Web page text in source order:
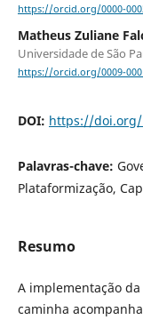
https://orcid.org/0000-
Matheus Zuliane
Universidade de São
https://orcid.org/0009-
DOI: https://doi.org/
Palavras-chave:
Plataformização,
Resumo
A implementação
caminha